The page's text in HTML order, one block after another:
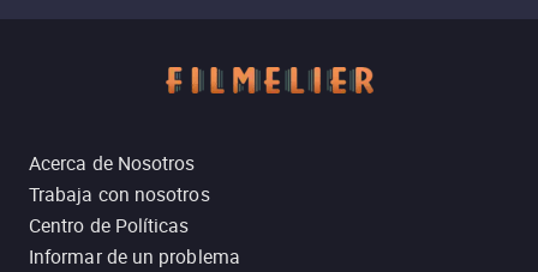
Acerca de Nosotros
Trabaja con nosotros
Centro de Políticas
Informar de un problema